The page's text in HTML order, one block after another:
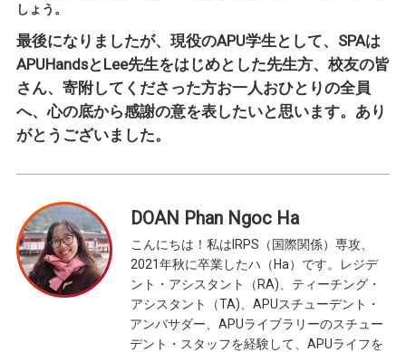
しょう。
最後になりましたが、現役のAPU学生として、SPAは
APUHandsとLee先生をはじめとした先生方、校友の皆
さん、寄附してくださった方お一人おひとりの全員
へ、心の底から感謝の意を表したいと思います。あり
がとうございました。
DOAN Phan Ngoc Ha
こんにちは！私はIRPS（国際関係）専攻、
2021年秋に卒業したハ（Ha）です。レジデ
ント・アシスタント（RA)、ティーチング・
アシスタント（TA)、APUスチューデント・
アンバサダー、APUライブラリーのスチュー
デント・スタッフを経験して、APUライフを